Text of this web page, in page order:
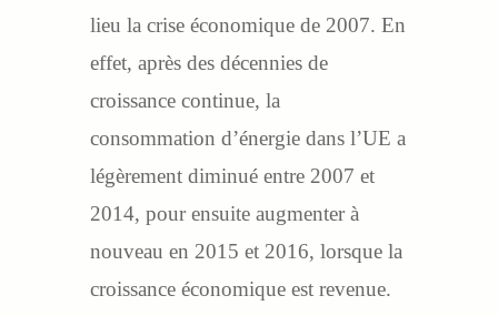
lieu la crise économique de 2007. En
effet, après des décennies de
croissance continue, la
consommation d’énergie dans l’UE a
légèrement diminué entre 2007 et
2014, pour ensuite augmenter à
nouveau en 2015 et 2016, lorsque la
croissance économique est revenue.